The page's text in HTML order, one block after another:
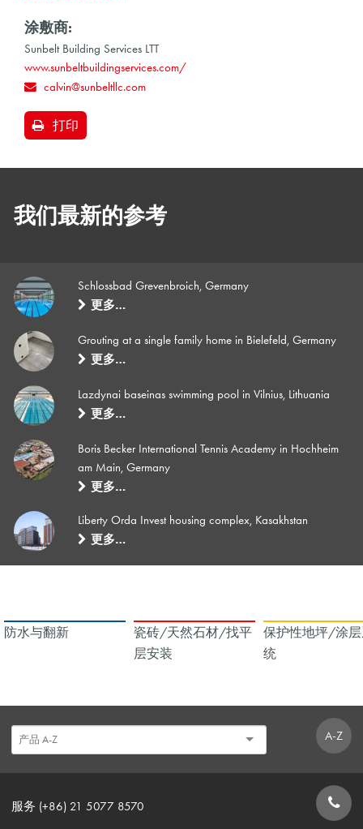
涂敷商:
Sunbelt Building Services LTT
www.sunbeltbuildingservices.com/
calvin@sunbeltllc.com
打印
我们最新的参考
Schlossbad Grevenbroich, Germany
更多…
Grouting at a single family home in Bielefeld, Germany
更多…
Lazdynai baseinas swimming pool in Vilnius, Lithuania
更多…
Boris Becker International Tennis Academy in Hochheim
am Main, Germany
更多…
Liberty Orda Invest housing complex, Kasakhstan
更多…
防水与翻新
瓷砖/天然石材/找平
层安装
保护性地坪/涂
统
A-Z
服务 (+86) 21 5077 8570